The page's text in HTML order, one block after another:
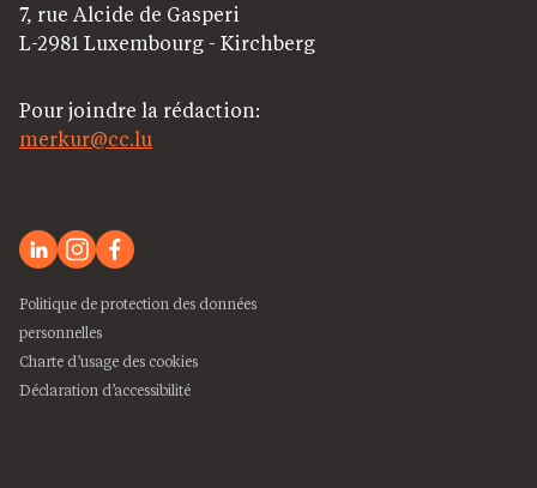
7, rue Alcide de Gasperi
L-2981 Luxembourg - Kirchberg
Pour joindre la rédaction:
merkur@cc.lu
Politique de protection des données
personnelles
Charte d’usage des cookies
Déclaration d’accessibilité